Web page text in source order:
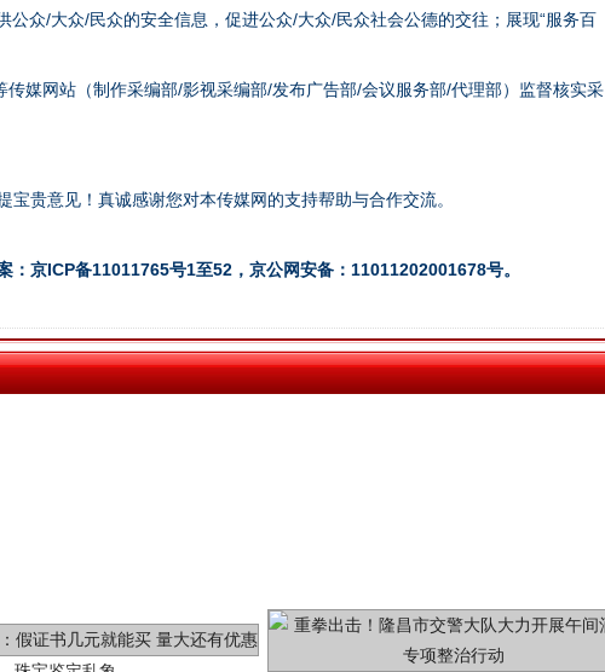
众/大众/民众的安全信息，促进公众/大众/民众社会公德的交往；展现“服务百
媒网站（制作采编部/影视采编部/发布广告部/会议服务部/代理部）监督核实采
贵意见！真诚感谢您对本传媒网的支持帮助与合作交流。
京ICP备11011765号1至52，京公网安备：11011202001678号。
鞋教程"里的骗局 习近平的“航天情”